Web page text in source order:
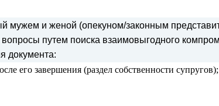
мужем и женой (опекуном/законным
путем поиска взаимовыгодного
документа:
его завершения (раздел собственности супругов);